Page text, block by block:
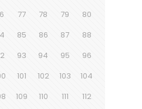
77 78 79
80
85 86 87
88
93 94 95
96
101 102 103
104
109 110 111 112